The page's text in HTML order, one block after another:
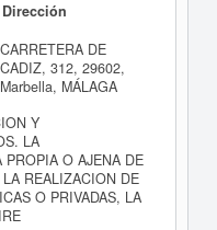
Dirección
CARRETERA DE
CADIZ, 312, 29602,
Marbella, MÁLAGA
Y
LA
O AJENA DE
REALIZACION DE
O PRIVADAS, LA